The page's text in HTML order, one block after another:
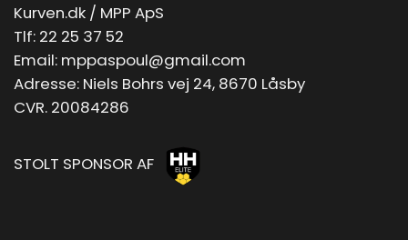
Kurven.dk / MPP ApS
Tlf: 22 25 37 52
Email: mppaspoul@gmail.com
Adresse: Niels Bohrs vej 24, 8670 Låsby
CVR. 20084286
STOLT SPONSOR AF